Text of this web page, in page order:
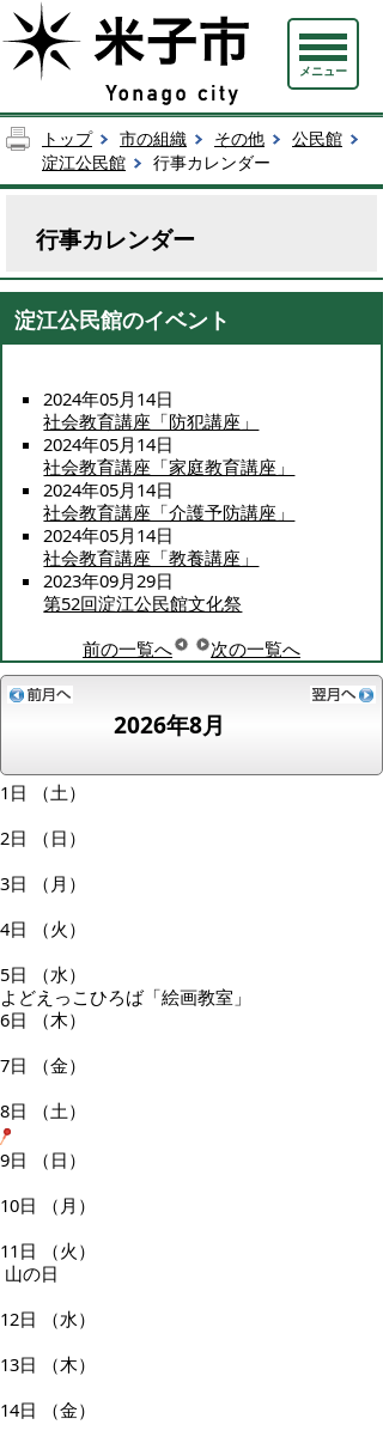
メニュー
トップ 市の組織 その他
公民館
淀江公民館
行事カレンダー
行事カレンダー
淀江公民館のイベント
2024年05月14日
社会教育講座「防犯講座」
2024年05月14日
社会教育講座「家庭教育講座」
2024年05月14日
社会教育講座「介護予防講座」
2024年05月14日
社会教育講座「教養講座」
2023年09月29日
第52回淀江公民館文化祭
前の一覧へ
次の一覧へ
2026年8月
1日
（土）
2日
（日）
3日
（月）
4日
（火）
5日
（水）
よどえっこひろば「絵画教室」
6日
（木）
7日
（金）
8日
（土）
9日
（日）
10日
（月）
11日
（火）
山の日
12日
（水）
13日
（木）
14日
（金）